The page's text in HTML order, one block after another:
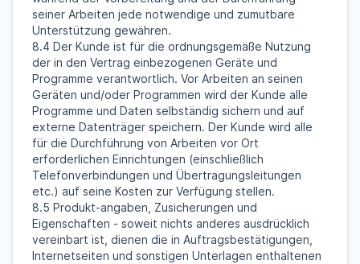
seiner Arbeiten jede notwendige und zumutbare
Unterstützung gewähren.
8.4 Der Kunde ist für die ordnungsgemäße Nutzung
der in den Vertrag einbezogenen Geräte und
Programme verantwortlich. Vor Arbeiten an seinen
Geräten und/oder Programmen wird der Kunde alle
Programme und Daten selbständig sichern und auf
externe Datenträger speichern. Der Kunde wird alle
für die Durchführung von Arbeiten vor Ort
erforderlichen Einrichtungen (einschließlich
Telefonverbindungen und Übertragungsleitungen
etc.) auf seine Kosten zur Verfügung stellen.
8.5 Produkt-angaben, Zusicherungen und
Eigenschaften - soweit nichts anderes ausdrücklich
vereinbart ist, dienen die in Auftragsbestätigungen,
Internetseiten und sonstigen Unterlagen enthaltenen